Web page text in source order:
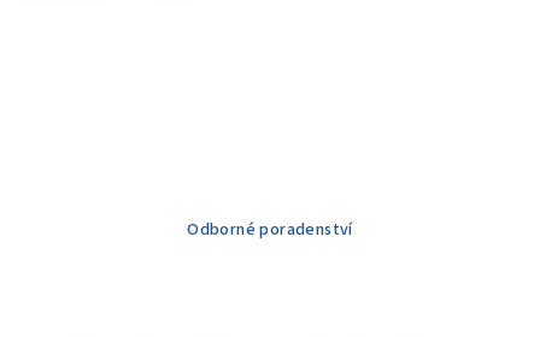
Odborné poradenství